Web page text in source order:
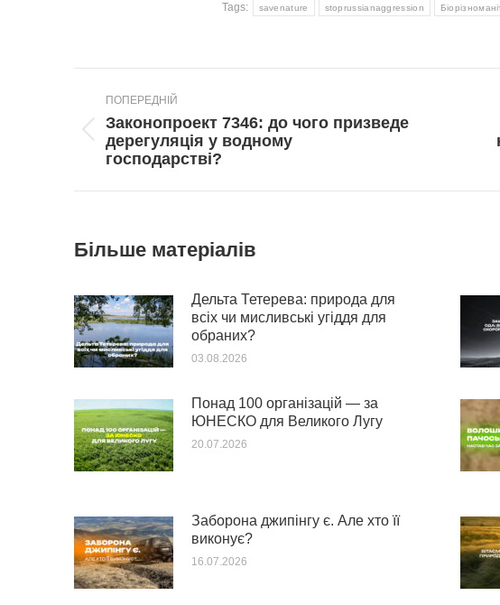
Tags: savenature stoprussianaggression
navigation
ПОПЕРЕДНІЙ
Попередній
пост:
Законопроект 7346: до чого призведе
дерегуляція у водному
господарстві?
Більше матеріалів
Дельта Тетерева: природа для
всіх чи мисливські угіддя для
обраних?
03.08.2026
Понад 100 організацій — за
ЮНЕСКО для Великого Лугу
20.07.2026
Заборона джипінгу є. Але хто її
виконує?
16.07.2026